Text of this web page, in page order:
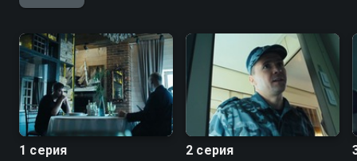
1 серия 2 серия